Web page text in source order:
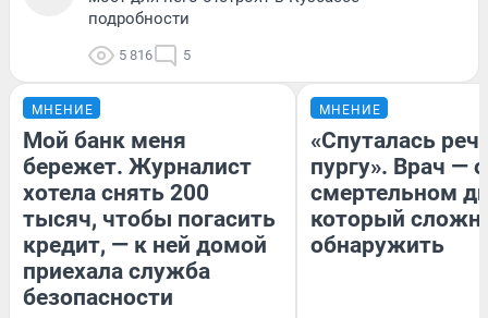
подробности
5 816 5
МНЕНИЕ
Мой банк меня
бережет. Журналист
хотела снять 200
тысяч, чтобы погасить
кредит, — к ней домой
приехала служба
безопасности
МНЕНИЕ
«Спуталась
пургу». Врач — о
смертельном
который
обнаружить